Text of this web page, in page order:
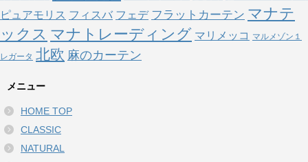
ピュアモリス フィスバ フェデ フラットカーテン マナテ
ックス マナトレーディング マリメッコ マルメゾン１
レガータ 北欧 麻のカーテン
メニュー
HOME TOP
CLASSIC
NATURAL